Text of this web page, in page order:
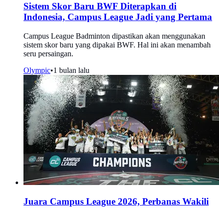
Sistem Skor Baru BWF Diterapkan di
Indonesia, Campus League Jadi yang Pertama
Campus League Badminton dipastikan akan menggunakan
sistem skor baru yang dipakai BWF. Hal ini akan menambah
seru persaingan.
Olympic•1 bulan lalu
Juara Campus League 2026, Perbanas Wakili